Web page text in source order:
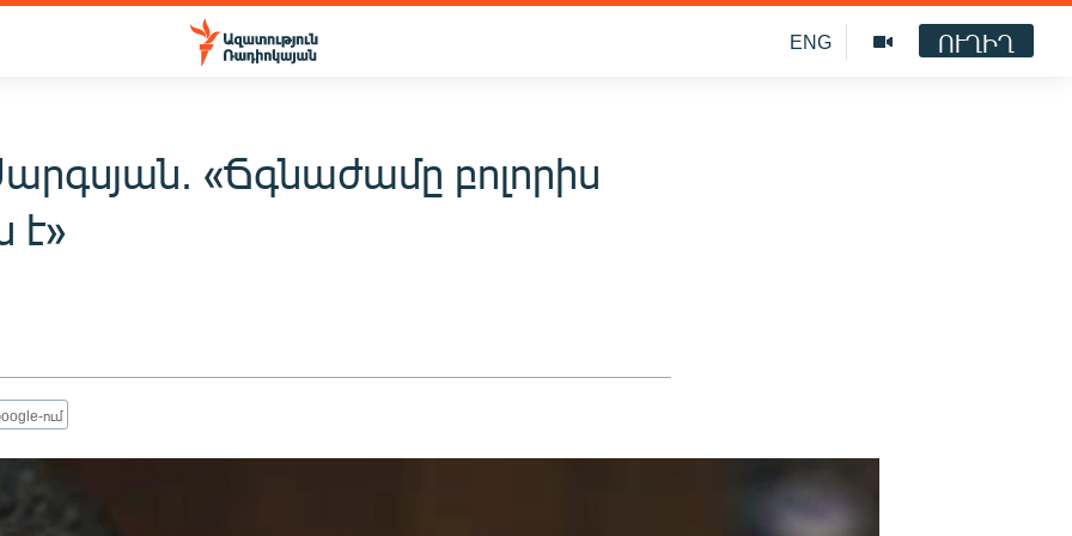
ENG ՈՒՂԻՂ
«Ճգնաժամը բոլորիս
է»
ում